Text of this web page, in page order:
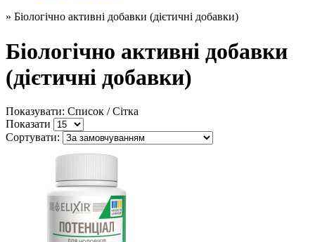
» Біологічно активні добавки (дієтичні добавки)
Біологічно активні добавки
(дієтичні добавки)
Показувати: Список /Сітка
Показати
Сортувати: